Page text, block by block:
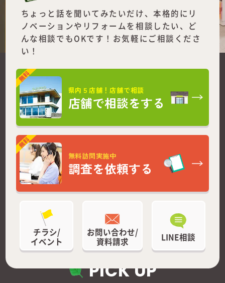
ちょっと話を聞いてみたいだけ、本格的にリ
ノベーションやリフォームを相談したい、ど
んな相談でもOKです！お気軽にご相談くださ
い！
県内５店舗！店舗で相談
店舗で相談をする
無料訪問実施中
調査を依頼する
チラシ/
イベント
お問い合わせ/
資料請求
LINE相談
PICK UP